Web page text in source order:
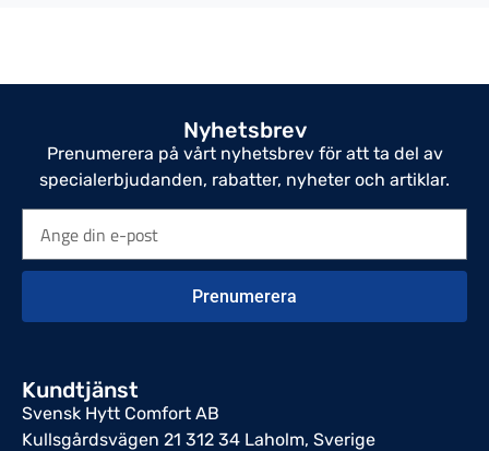
Nyhetsbrev
Prenumerera på vårt nyhetsbrev för att ta del av
specialerbjudanden, rabatter, nyheter och artiklar.
Prenumerera
Kundtjänst
Svensk Hytt Comfort AB
Kullsgårdsvägen 21 312 34 Laholm, Sverige